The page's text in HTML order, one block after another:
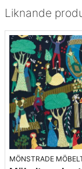
Liknande
MÖNSTRADE
Vill du ha ett